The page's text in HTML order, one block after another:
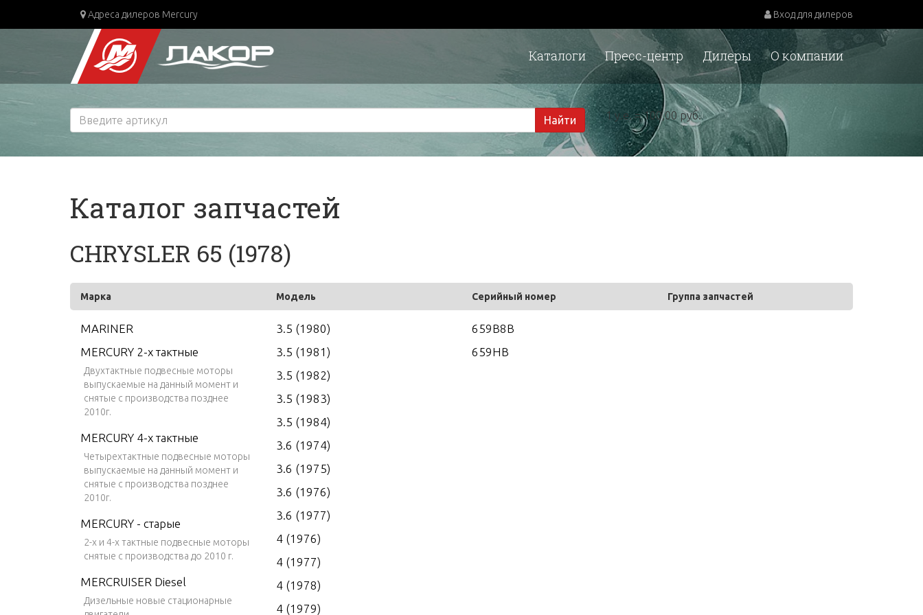
Адреса дилеров Mercury Вход для дилеров
О компании
Дилеры
Пресс-центр
Каталоги
Найти 1 у.е. = 100,00 руб.
Каталог запчастей
CHRYSLER 65 (1978)
Марка Модель Серийный номер Группа запчастей
MARINER
MERCURY 2-х тактные
Двухтактные подвесные моторы
выпускаемые на данный момент и
снятые с производства позднее
2010г.
MERCURY 4-х тактные
Четырехтактные подвесные моторы
выпускаемые на данный момент и
снятые с производства позднее
2010г.
MERCURY - старые
2-х и 4-х тактные подвесные моторы
снятые с производства до 2010 г.
MERCRUISER Diesel
Дизельные новые стационарные
3.5 (1980)
3.5 (1981)
3.5 (1982)
3.5 (1983)
3.5 (1984)
3.6 (1974)
3.6 (1975)
3.6 (1976)
3.6 (1977)
4 (1976)
4 (1977)
4 (1978)
4 (1979)
659B8B
659HB